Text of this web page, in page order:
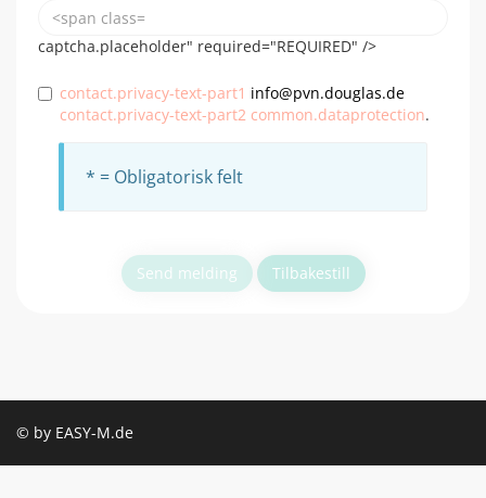
captcha.placeholder" required="REQUIRED" />
contact.privacy-text-part1 info@pvn.douglas.de
contact.privacy-text-part2 common.dataprotection.
* = Obligatorisk felt
Send melding Tilbakestill
© by EASY-M.de